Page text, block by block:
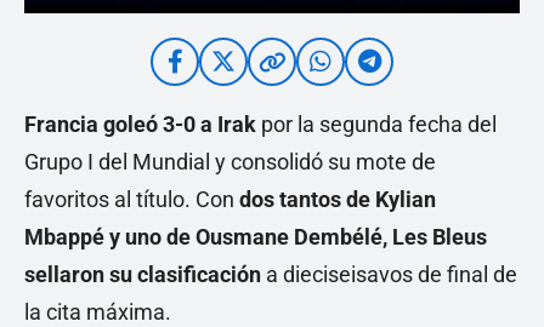
Francia goleó 3-0a Irak por la segunda fecha del
Grupo I del Mundial y consolidó su mote de
favoritos al título. Con dos tantos de Kylian
Mbappé y uno de Ousmane Dembélé, Les Bleus
sellaron su clasificación a dieciseisavos de final de
la cita máxima.